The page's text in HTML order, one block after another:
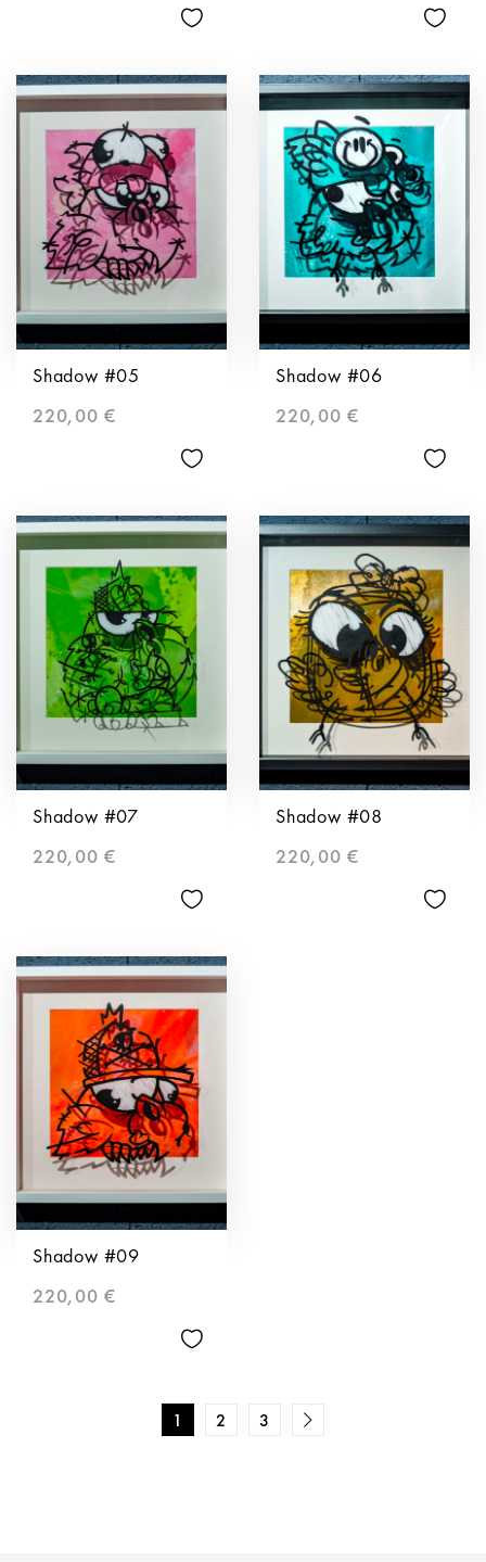
Shadow #05
220,00 €
Shadow #06
220,00 €
Shadow #07
220,00 €
Shadow #08
220,00 €
Shadow #09
220,00 €
1 2 3